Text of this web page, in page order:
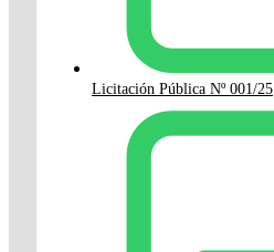
Licitación Pública Nº 001/25